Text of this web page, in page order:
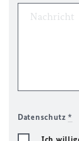
Datenschutz*